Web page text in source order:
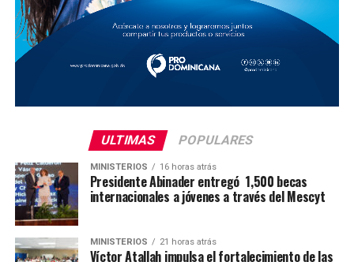
ULTIMAS POPULARES
MINISTERIOS 16 horas atrás
Presidente Abinader entregó 1,500 becas
internacionales a jóvenes a través del Mescyt
MINISTERIOS 21 horas atrás
Víctor Atallah impulsa el fortalecimiento de las